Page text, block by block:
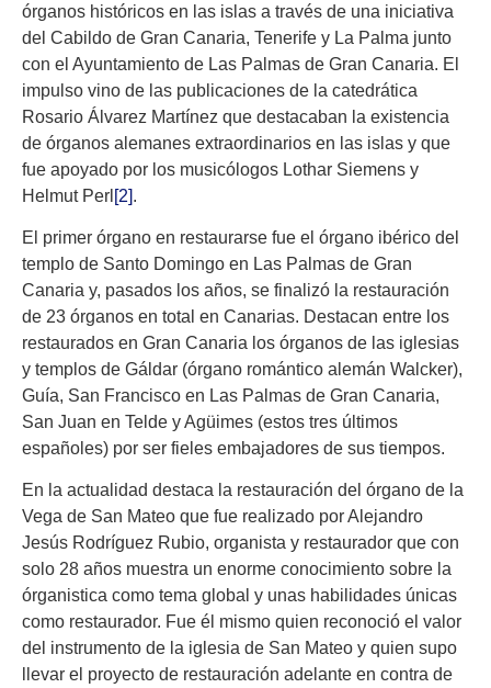
órganos históricos en las islas a través de una iniciativa
del Cabildo de Gran Canaria, Tenerife y La Palma junto
con el Ayuntamiento de Las Palmas de Gran Canaria. El
impulso vino de las publicaciones de la catedrática
Rosario Álvarez Martínez que destacaban la existencia
de órganos alemanes extraordinarios en las islas y que
fue apoyado por los musicólogos Lothar Siemens y
Helmut Perl [2].
El primer órgano en restaurarse fue el órgano ibérico del
templo de Santo Domingo en Las Palmas de Gran
Canaria y, pasados los años, se finalizó la restauración
de 23 órganos en total en Canarias. Destacan entre los
restaurados en Gran Canaria los órganos de las iglesias
y templos de Gáldar (órgano romántico alemán Walcker),
Guía, San Francisco en Las Palmas de Gran Canaria,
San Juan en Telde y Agüimes (estos tres últimos
españoles) por ser fieles embajadores de sus tiempos.
En la actualidad destaca la restauración del órgano de la
Vega de San Mateo que fue realizado por Alejandro
Jesús Rodríguez Rubio, organista y restaurador que con
solo 28 años muestra un enorme conocimiento sobre la
órganistica como tema global y unas habilidades únicas
como restaurador. Fue él mismo quien reconoció el valor
del instrumento de la iglesia de San Mateo y quien supo
llevar el proyecto de restauración adelante en contra de